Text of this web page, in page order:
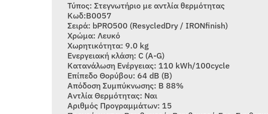
Τύπος: Στεγνωτήριο με αντλία θερμότητας
Κωδ:Β0057
Σειρά: bPRO500 (ResycledDry / IRONfinish)
Χρώμα: Λευκό
Χωρητικότητα: 9.0 kg
Ενεργειακή κλάση: C (A-G)
Κατανάλωση Ενέργειας: 110 kWh/100cycle
Επίπεδο Θορύβου: 64 dB (B)
Απόδοση Συμπύκνωσης: B 88%
Αντλία Θερμότητας: Ναι
Αριθμός Προγραμμάτων: 15